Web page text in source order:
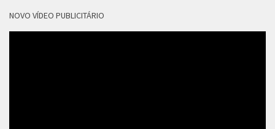
NOVO VÍDEO PUBLICITÁRIO